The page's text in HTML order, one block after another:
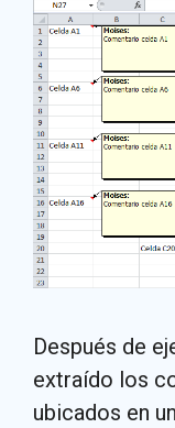
Después de
extraído los
ubicados en